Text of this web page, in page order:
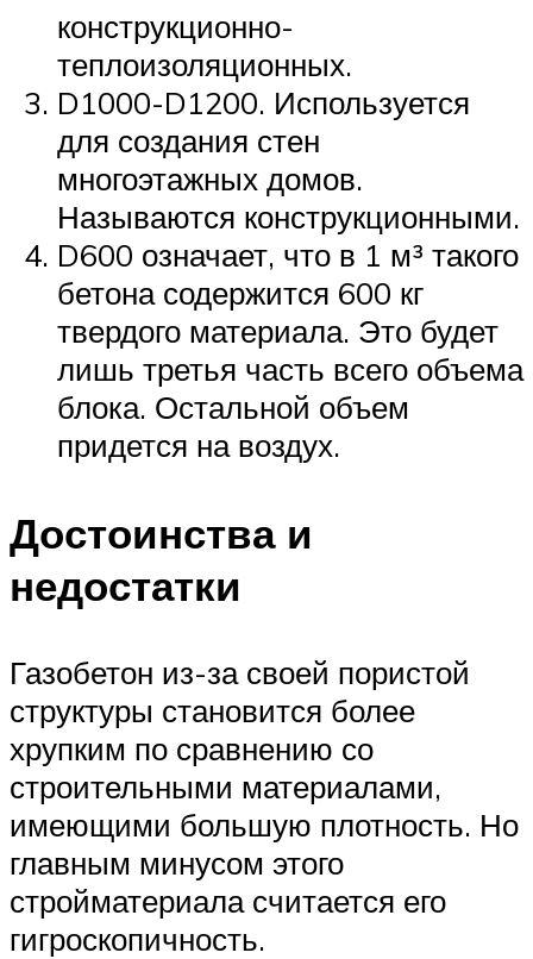
конструкционно-
теплоизоляционных.
D1000-D1200. Используется
для создания стен
многоэтажных домов.
Называются конструкционными.
D600 означает, что в 1 м³ такого
бетона содержится 600 кг
твердого материала. Это будет
лишь третья часть всего объема
блока. Остальной объем
придется на воздух.
Достоинства и
недостатки
Газобетон из-за своей пористой
структуры становится более
хрупким по сравнению со
строительными материалами,
имеющими большую плотность. Но
главным минусом этого
стройматериала считается его
гигроскопичность.